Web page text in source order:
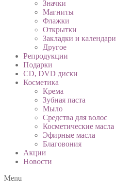
Значки
Магниты
Флажки
Открытки
Закладки и календари
Другое
Репродукции
Подарки
CD, DVD диски
Косметика
Крема
Зубная паста
Мыло
Средства для волос
Косметические масла
Эфирные масла
Благовония
Акции
Новости
Menu